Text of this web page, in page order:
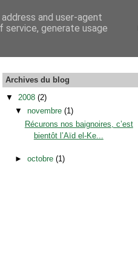
Archives du blog
▼ 2008 (2)
▼novembre(1)
Récurons nos baignoires, c’est
bientôt l’Aïd el-Ke...
►octobre(1)
and user-agent
service, generate usage